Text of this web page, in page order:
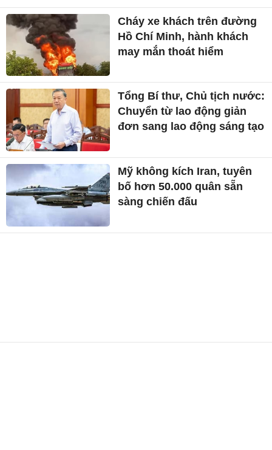
Cháy xe khách trên đường
Hồ Chí Minh, hành khách
may mắn thoát hiểm
Tổng Bí thư, Chủ tịch nước:
Chuyển từ lao động giản
đơn sang lao động sáng tạo
Mỹ không kích Iran, tuyên
bố hơn 50.000 quân sẵn
sàng chiến đấu